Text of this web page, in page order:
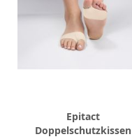
Epitact
Doppelschutzkissen